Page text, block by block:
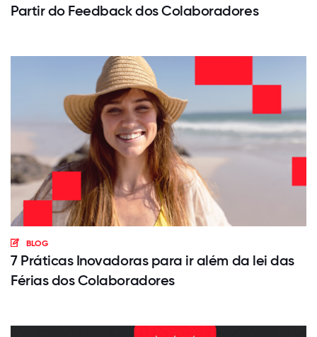
Partir do Feedback dos Colaboradores
BLOG
7 Práticas Inovadoras para ir além da lei das
Férias dos Colaboradores